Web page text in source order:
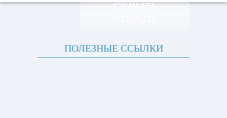
СКАЧАТЬ
ПОЛЕЗНЫЕ ССЫЛКИ